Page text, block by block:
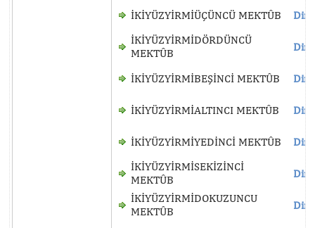
İKİYÜZYİRMİÜÇÜNCÜ MEKTÛB
İKİYÜZYİRMİDÖRDÜNCÜ
MEKTÛB
İKİYÜZYİRMİBEŞİNCİ MEKTÛB
İKİYÜZYİRMİALTINCI MEKTÛB
İKİYÜZYİRMİYEDİNCİ MEKTÛB
İKİYÜZYİRMİSEKİZİNCİ
MEKTÛB
İKİYÜZYİRMİDOKUZUNCU
MEKTÛB